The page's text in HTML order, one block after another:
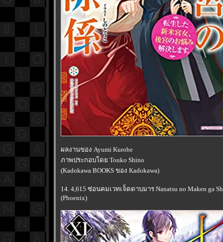
ผลงานของ Ayumi Kurobe
ภาพประกอบโดย Touko Shino
(Kadokawa BOOKS ของ Kadokawa)
14. 4,615 ซ่อนคมเวทเจ็ดดาบมาร Nanatsu no Maken ga
(Phoenix)